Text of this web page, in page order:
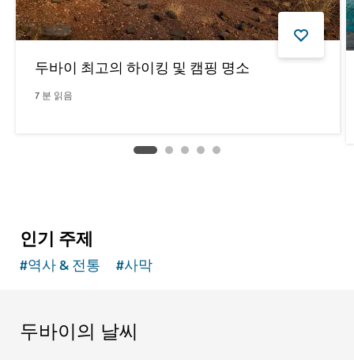
두바이 최고의 하이킹 및 캠핑 명소
7 분 읽음
인기 주제
#역사 & 전통 #사막
두바이의 날씨